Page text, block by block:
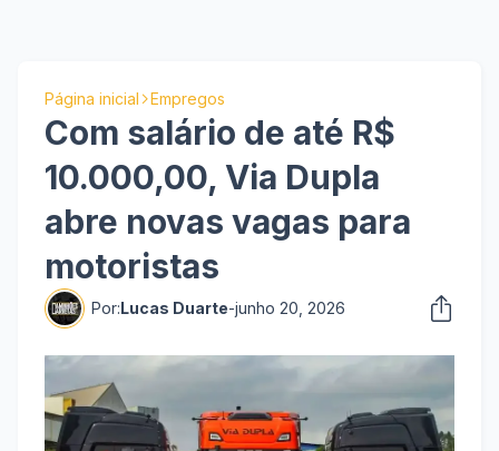
Página inicial Empregos
Com salário de até R$
10.000,00, Via Dupla
abre novas vagas para
motoristas
Por:Lucas Duarte-junho 20, 2026